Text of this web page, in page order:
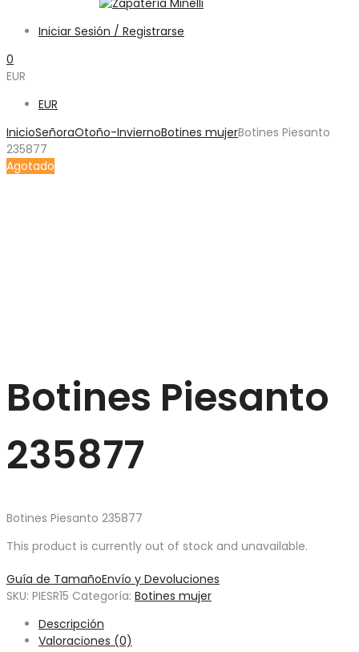
Iniciar Sesión / Registrarse
0
EUR
EUR
InicioSeñoraOtoño-InviernoBotines mujerBotines Piesanto
235877
Agotado
Botines Piesanto
235877
Botines Piesanto 235877
This product is currently out of stock and unavailable.
Guía de TamañoEnvío y Devoluciones
SKU: PIESR15 Categoría: Botines mujer
Descripción
Valoraciones (0)